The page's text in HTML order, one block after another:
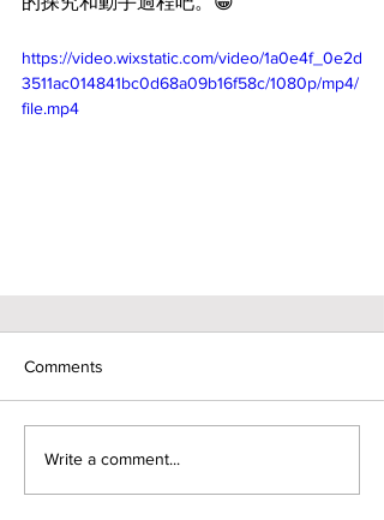
https://video.wixstatic.com/video/1a0e4f_0e2d
3511ac014841bc0d68a09b16f58c/1080p/mp4/
file.mp4
Comments
Write a comment...